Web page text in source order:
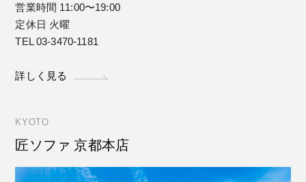
営業時間 11:00〜19:00
定休日 火曜
TEL 03-3470-1181
詳しく見る
KYOTO
匠ソファ 京都本店